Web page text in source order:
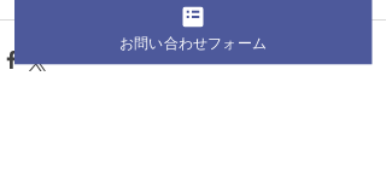
お問い合わせフォーム